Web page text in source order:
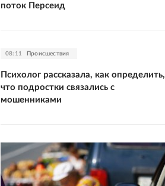
поток Персеид
08:11 Происшествия
Психолог рассказала, как определить,
что подростки связались с
мошенниками